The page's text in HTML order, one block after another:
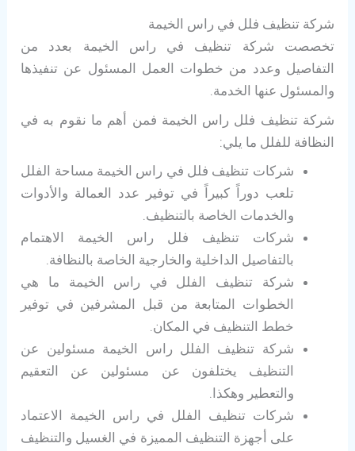
شركة تنظيف فلل في راس الخيمة
تخصصت شركة تنظيف في راس الخيمة بعدد من
التفاصيل وعدد من خطوات العمل المسئول عن تنفيذها
والمسئول عنها الخدمة.
شركة تنظيف فلل راس الخيمة فمن أهم ما نقوم به في
النظافة للفلل ما يلي:
شركات تنظيف فلل في راس الخيمة مساحة الفلل
تلعب دوراً كبيراً في توفير عدد العمالة والأدوات
والخدمات الخاصة بالتنظيف.
شركات تنظيف فلل راس الخيمة الاهتمام
بالتفاصيل الداخلية والخارجية الخاصة بالنظافة.
شركة تنظيف الفلل في راس الخيمة ما هي
الخطوات المتابعة من قبل المشرفين في توفير
خطط التنظيف في المكان.
شركة تنظيف الفلل راس الخيمة مسئولين عن
التنظيف يختلفون عن مسئولين عن التعقيم
والتعطير وهكذا.
شركات تنظيف الفلل في راس الخيمة الاعتماد
على أجهزة التنظيف المميزة في الغسيل والتنظيف